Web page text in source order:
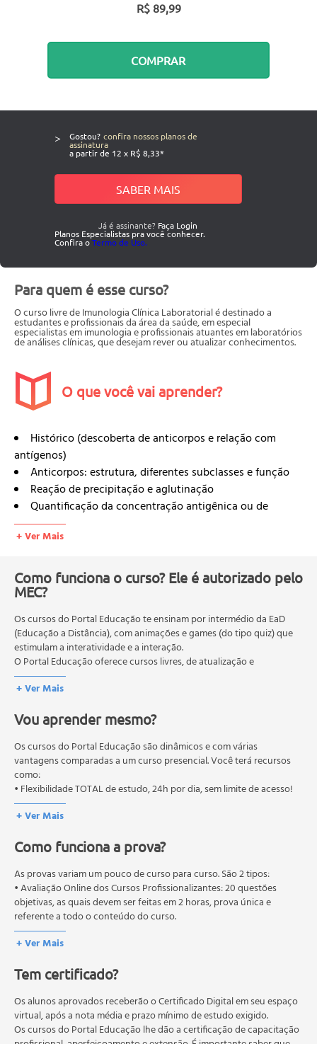
R$ 89,99
COMPRAR
> Gostou? confira nossos planos de
assinatura
a partir de 12 x R$ 8,33*
SABER MAIS
Já é assinante? Faça Login
Planos Especialistas pra você conhecer.
Confira oTermo de Uso.
Para quem é esse curso?
O curso livre de Imunologia Clínica Laboratorial é destinado a
estudantes e profissionais da área da saúde, em especial
especialistas em imunologia e profissionais atuantes em laboratórios
de análises clínicas, que desejam rever ou atualizar conhecimentos.
O que você vai aprender?
Histórico (descoberta de anticorpos e relação com
antígenos)
Anticorpos: estrutura, diferentes subclasses e função
Reação de precipitação e aglutinação
Quantificação da concentração antigênica ou de
anticorpos: Mancini, ELISA e radioimunensaio, western
bolotting
imunodifusão dupla e VDLR
Identificação de antígenos em células e antígenos:
Metodologias com uso de Biologia Molecular: reação
em cadeia da polimerase (PCR e RT-PCR): Conceito,
Descrição da técnica, exemplos de utilização
Principais diagnósticos laboratoriais propostos pelo
Ministério da Saúde brasileiro para as seguintes doenças
infecciosas e parasitárias: doença de chagas, dengue, febre
amarela, HIV/AIDS, hepatites A, B, C, D e E, leptospirose,
malária, raiva, sífilis, toxoplasmose, tuberculose e doenças
associadas ao ASLO (Anticorpo antiestreptolisina O).
+ Ver Mais
Como funciona o curso? Ele é autorizado pelo
MEC?
Os cursos do Portal Educação te ensinam por intermédio da EaD
(Educação a Distância), com animações e games (do tipo quiz) que
estimulam a interatividade e a interação.
O Portal Educação oferece cursos livres, de atualização e
qualificação profissional. São destinados a proporcionar ao
profissional conhecimentos que permitam o desenvolvimento de
O MEC (Ministério da Educação), trata da política nacional de
educação em geral, mas autoriza apenas cursos de graduação e
pós-graduação. Os cursos técnicos e profissionalizantes são
autorizados pelas Secretarias Estaduais de Educação.
+ Ver Mais
Vou aprender mesmo?
Os cursos do Portal Educação são dinâmicos e com várias
vantagens comparadas a um curso presencial. Você terá recursos
como:
• Flexibilidade TOTAL de estudo, 24h por dia, sem limite de acesso!
+ Ver Mais
Como funciona a prova?
As provas variam um pouco de curso para curso. São 2 tipos:
• Avaliação Online dos Cursos Profissionalizantes: 20 questões
objetivas, as quais devem ser feitas em 2 horas, prova única e
referente a todo o conteúdo do curso.
• Avaliação Online dos Cursos Livres: 10 questões objetivas, as quais
devem ser feitas em 1 hora, prova única e referente a todo o
Os estudos, atividades e avaliações devem ser feitos dentro do
A média final deve ser igual ou superior a 60%para a conclusão e
recebimento do certificado digital do curso. Em caso de reprovação,
o aluno poderá realizar novamente a prova dentro do período do
+ Ver Mais
Tem certificado?
Os alunos aprovados receberão o Certificado Digital em seu espaço
virtual, após a nota média e prazo mínimo de estudo exigido.
Os cursos do Portal Educação lhe dão a certificação de capacitação